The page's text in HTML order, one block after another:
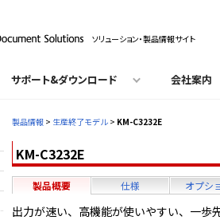
ソリューション・製品情報サイト
サポート&ダウンロード 会社案内
製品情報 > 生産終了モデル > KM-C3232E
KM-C3232E
製品概要 仕様 オプシ
出力が速い、高機能が使いやすい、一歩